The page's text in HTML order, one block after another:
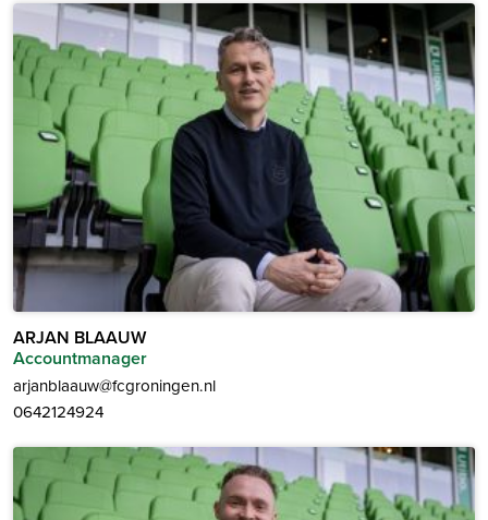
ARJAN BLAAUW
Accountmanager
arjanblaauw@fcgroningen.nl
0642124924